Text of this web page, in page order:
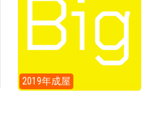
2019年成屋